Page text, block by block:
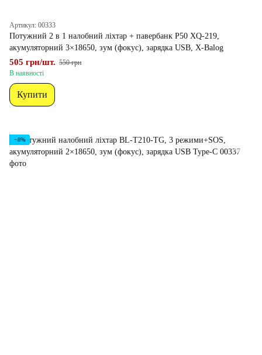
Артикул: 00333
Потужний 2 в 1 налобний ліхтар + павербанк P50 XQ-219,
акумуляторний 3×18650, зум (фокус), зарядка USB, X-Balog
505 грн/шт. 550 грн
В наявності
Купити
−8%